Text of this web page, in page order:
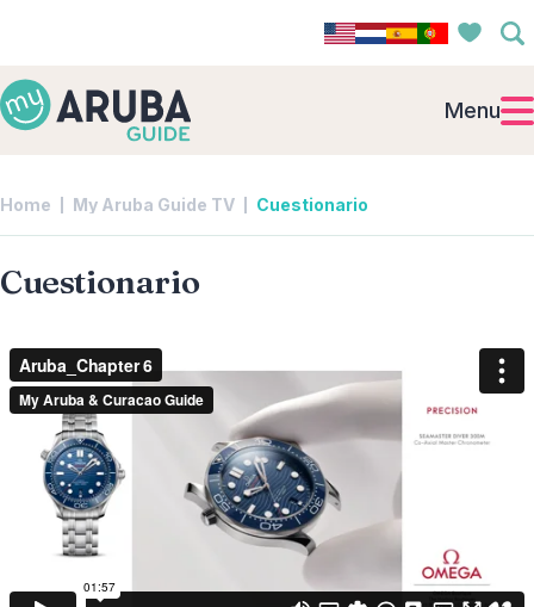
Menu
Home My Aruba Guide TV Cuestionario
Cuestionario